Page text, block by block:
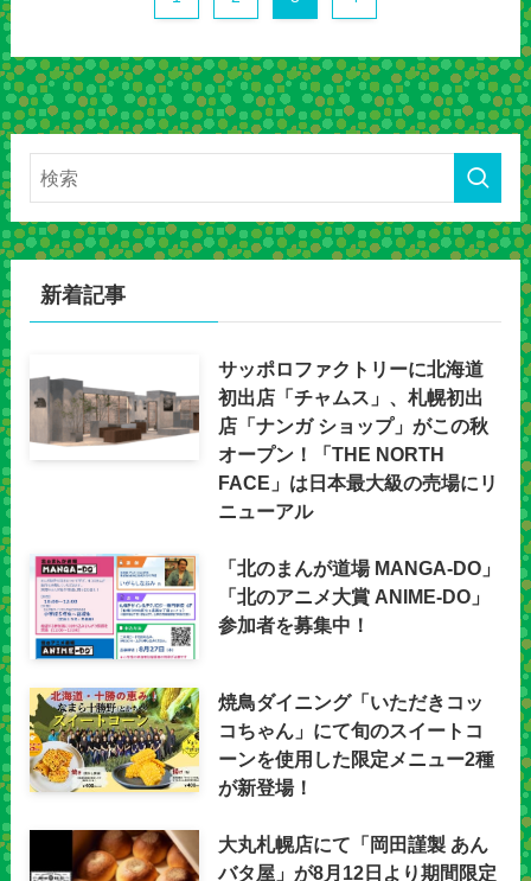
新着記事
サッポロファクトリーに北海道
初出店「チャムス」、札幌初出
店「ナンガ ショップ」がこの秋
オープン！「THE NORTH
FACE」は日本最大級の売場にリ
ニューアル
「北のまんが道場 MANGA-DO」
「北のアニメ大賞 ANIME-DO」
参加者を募集中！
焼鳥ダイニング「いただきコッ
コちゃん」にて旬のスイートコ
ーンを使用した限定メニュー2種
が新登場！
大丸札幌店にて「岡田謹製 あん
バタ屋」が8月12日より期間限定